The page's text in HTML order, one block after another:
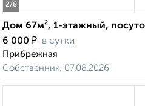
2/8
Дом 67м², 1-этажный,
6 000 ₽ в сутки
Прибрежная
Собственник, 07.08.2026